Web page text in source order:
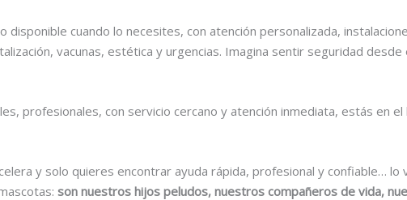
cuando lo necesites, con atención personalizada,
vacunas, estética y urgencias. Imagina sentir seguridad
profesionales, con servicio cercano y atención inmediata, estás en
y solo quieres encontrar ayuda rápida, profesional y confiable… lo
son nuestros hijos peludos, nuestros compañeros de vida,